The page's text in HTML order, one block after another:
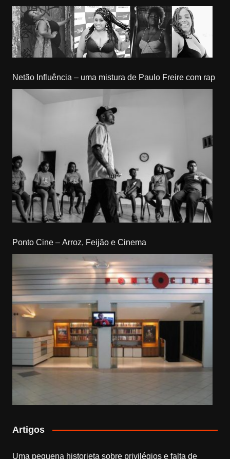
Netão Influência – uma mistura de Paulo Freire com rap
Ponto Cine – Arroz, Feijão e Cinema
Artigos
Uma pequena historieta sobre privilégios e falta de